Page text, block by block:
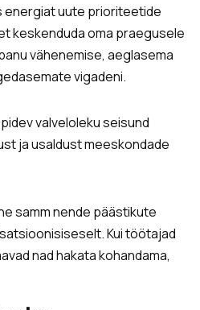
energiat uute prioriteetide
keskenduda oma praegusele
vähenemise, aeglasema
vigadeni.
valveloleku seisund
ja usaldust meeskondade
samm nende päästikute
Kui töötajad
nad hakata kohandama,